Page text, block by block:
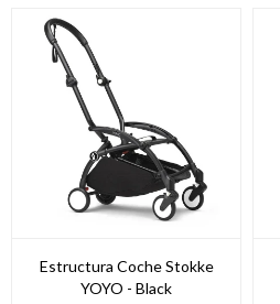
Estructura Coche Stokke
YOYO - Black